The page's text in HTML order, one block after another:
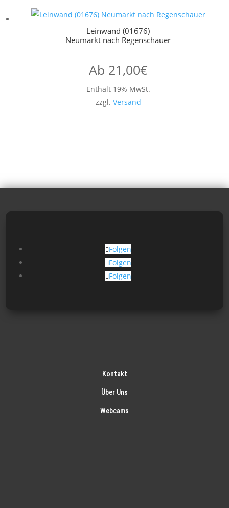
Leinwand (01676)
Neumarkt nach Regenschauer
Ab 21,00€
Enthält 19% MwSt.
zzgl. Versand
Folgen
Folgen
Folgen
Kontakt
Über Uns
Webcams